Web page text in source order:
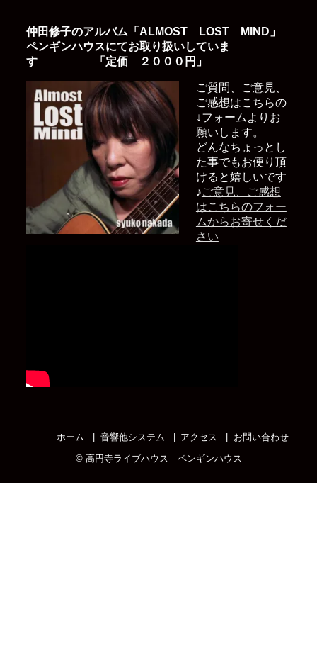
仲田修子のアルバム「ALMOST LOST MIND」
ペンギンハウスにてお取り扱いしていま
す 「定価 ２０００円」
ご質問、ご意見、
ご感想はこちらの
↓フォームよりお
願いします。
どんなちょっとし
た事でもお便り頂
けると嬉しいです
♪ご意見、ご感想
はこちらのフォー
ムからお寄せくだ
さい
ホーム 音響他システム アクセス
お問い合わせ
© 高円寺ライブハウス ペンギンハウス